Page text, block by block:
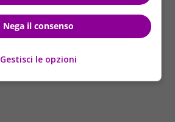
Nega il consenso
Gestisci le opzioni